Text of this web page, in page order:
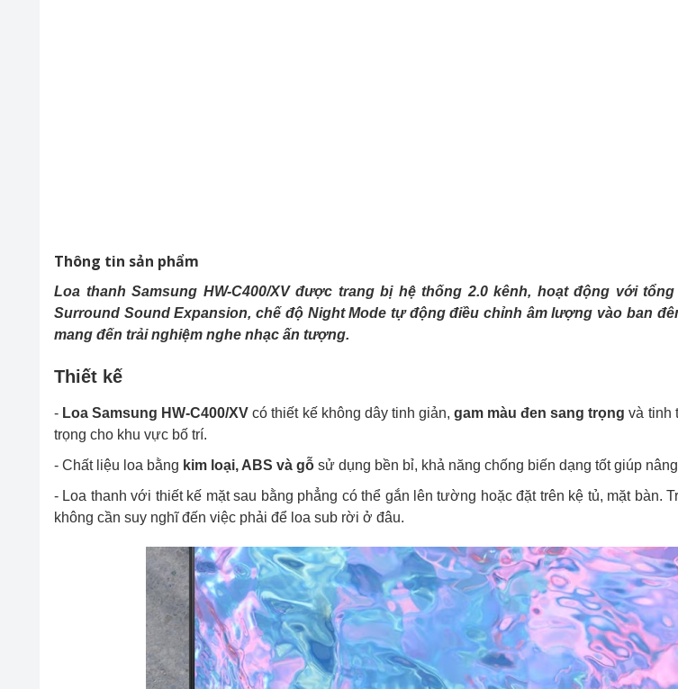
Thông tin sản phẩm
Loa thanh Samsung HW-C400/XV được trang bị hệ thống 2.0 kênh, hoạt động với
Surround Sound Expansion, chế độ Night Mode tự động điều chỉnh âm lượng vào ban
mang đến trải nghiệm nghe nhạc ấn tượng.
Thiết kế
- Loa Samsung HW-C400/XV có thiết kế không dây tinh giản,gam màu đen sang trọng và tinh
trọng cho khu vực bố trí.
- Chất liệu loa bằng kim loại, ABS và gỗ sử dụng bền bỉ, khả năng chống biến dạng tốt giúp
- Loa thanh với thiết kế mặt sau bằng phẳng có thể gắn lên tường hoặc đặt trên kệ tủ, mặt bàn.
không cần suy nghĩ đến việc phải để loa sub rời ở đâu.